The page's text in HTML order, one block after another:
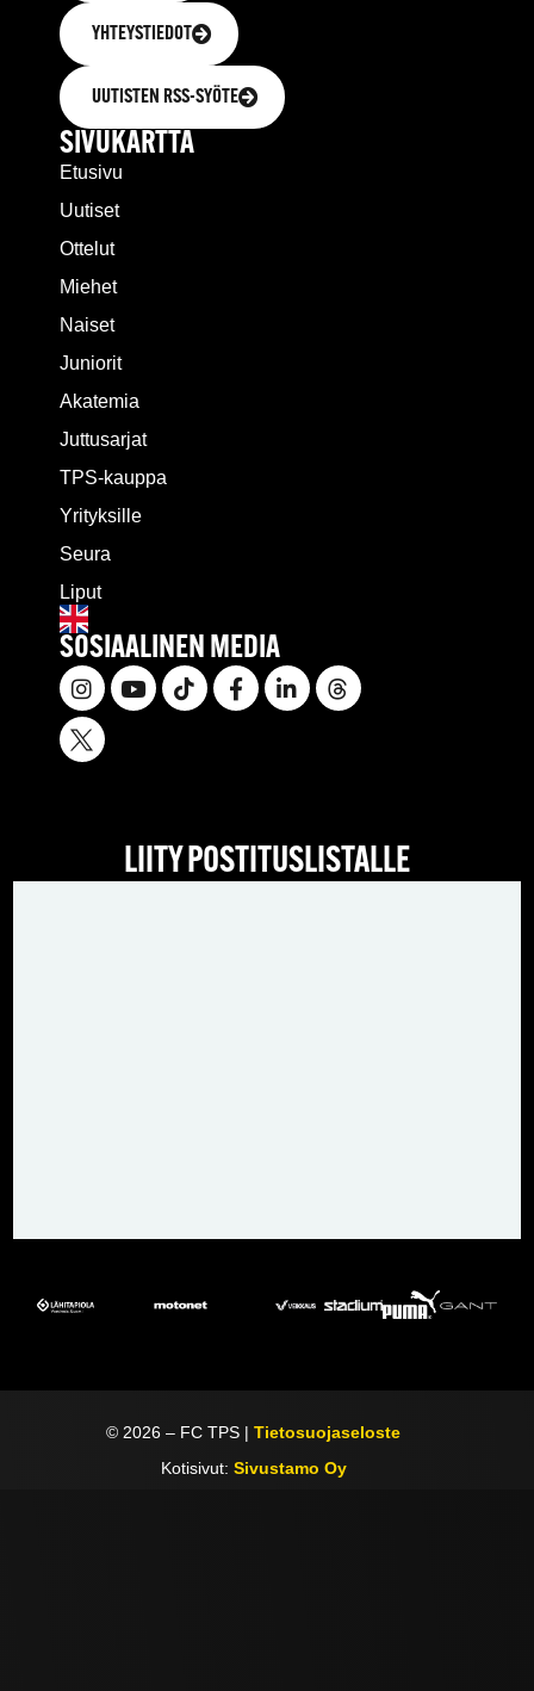
YHTEYSTIEDOT
UUTISTEN RSS-SYÖTE
SIVUKARTTA
Etusivu
Uutiset
Ottelut
Miehet
Naiset
Juniorit
Akatemia
Juttusarjat
TPS-kauppa
Yrityksille
Seura
Liput
SOSIAALINEN MEDIA
LIITY POSTITUSLISTALLE
© 2026 – FC TPS |Tietosuojaseloste
Kotisivut: Sivustamo Oy